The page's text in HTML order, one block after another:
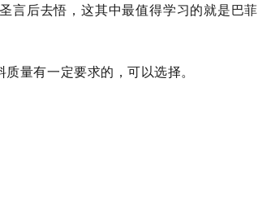
言后去悟，这其中最值得学习的就是巴菲
量有一定要求的，可以选择。